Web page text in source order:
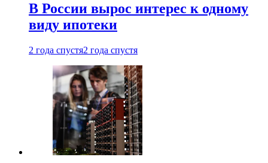
В России вырос интерес к одному
виду ипотеки
2 года спустя2 года спустя